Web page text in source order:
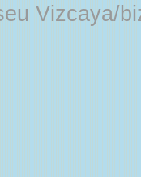
Vizcaya/